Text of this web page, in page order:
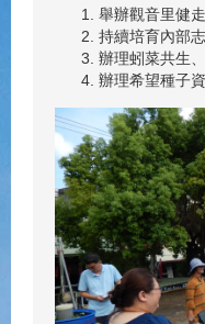
舉辦觀音里健
持續培育內部
辦理蚓菜共生
辦理希望種子